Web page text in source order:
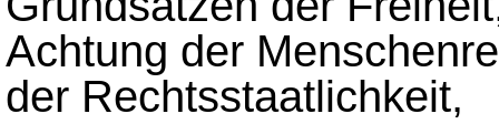
Achtung der
der Rechtsstaatlichkeit,